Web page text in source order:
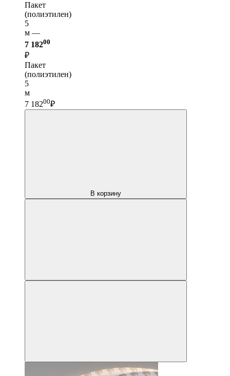
Пакет
(полиэтилен)
5
м —
7 18200
₽
Пакет
(полиэтилен)
5
м
7 18200₽
В корзину